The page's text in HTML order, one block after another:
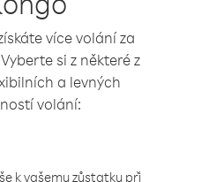
více volání za
si z některé z
a levných
volání:
k vašemu zůstatku při